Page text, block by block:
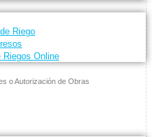
Riego
Online
o Autorización de Obras